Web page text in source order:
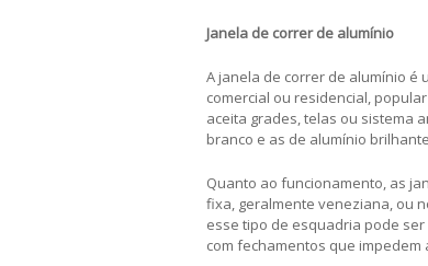
Janela de correr de alumínio
A janela de correr de alumínio é
comercial ou residencial,
aceita grades, telas ou sistema
branco e as de alumínio
Quanto ao funcionamento, as
fixa, geralmente veneziana, ou
esse tipo de esquadria pode
com fechamentos que